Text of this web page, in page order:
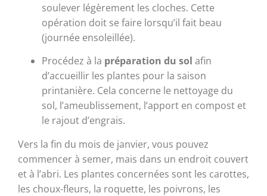
soulever légèrement les cloches. Cette
opération doit se faire lorsqu’il fait beau
(journée ensoleillée).
Procédez à la préparation du sol afin
d’accueillir les plantes pour la saison
printanière. Cela concerne le nettoyage du
sol, l’ameublissement, l’apport en compost et
le rajout d’engrais.
Vers la fin du mois de janvier, vous pouvez
commencer à semer, mais dans un endroit couvert
et à l’abri. Les plantes concernées sont les carottes,
les choux-fleurs, la roquette, les poivrons, les